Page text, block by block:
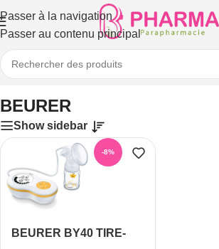
Passer à la navigation
Passer au contenu principal
Accueil/BEURER
BEURER
Show sidebar
-8%
BEURER BY40 TIRE-